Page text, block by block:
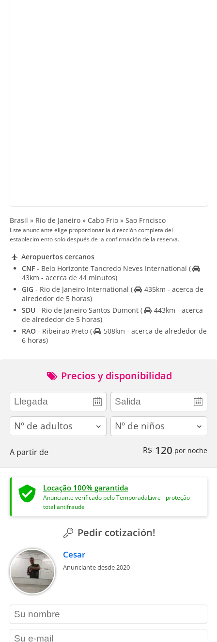
Brasil » Rio de Janeiro » Cabo Frio » Sao Frncisco
Este anunciante elige proporcionar la dirección completa del
establecimiento solo después de la confirmación de la reserva.
Aeropuertos cercanos
CNF - Belo Horizonte Tancredo Neves International (
43km - acerca de 44 minutos)
GIG - Rio de Janeiro International (
435km - acerca de
alrededor de 5 horas)
SDU - Rio de Janeiro Santos Dumont (
443km - acerca
de alrededor de 5 horas)
RAO - Ribeirao Preto (
508km - acerca de alrededor de
6 horas)
Precios y disponibilidad
adults children
A partir de R$ 120 por noche
Locação 100% garantida
Anunciante verificado pelo TemporadaLivre - proteção
total antifraude
Pedir cotización!
Cesar
Anunciante desde 2020
contact_name
contact_email